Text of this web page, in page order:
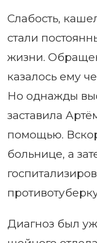
Слабость,
стали
жизни.
казалось ему
Но однажды
заставила
помощью.
больнице, а
Диагноз был